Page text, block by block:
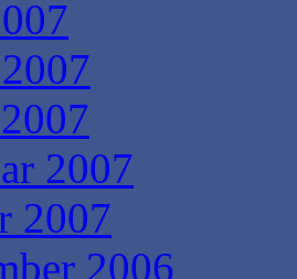
2007
2007
2006